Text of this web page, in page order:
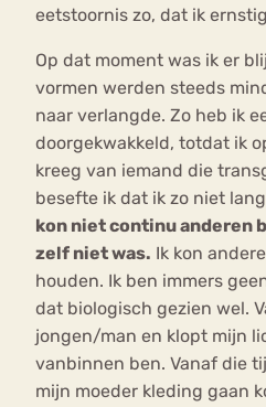
eetstoornis zo, dat ik
Op dat moment was ik er
vormen werden steeds
naar verlangde. Zo heb ik
doorgekwakkeld, totdat ik
kreeg van iemand die
besefte ik dat ik zo niet
kon niet continu anderen
zelf niet was. Ik kon
houden. Ik ben immers
dat biologisch gezien wel.
jongen/man en klopt mijn
vanbinnen ben. Vanaf die
mijn moeder kleding gaan